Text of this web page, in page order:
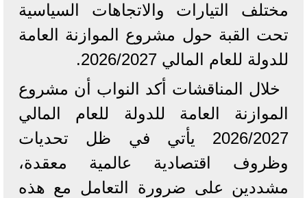
مختلف التيارات والاتجاهات السياسية
تحت القبة حول مشروع الموازنة العامة
للدولة للعام المالي 2026/2027.
خلال المناقشات أكد النواب أن مشروع
الموازنة العامة للدولة للعام المالي
2026/2027 يأتي في ظل تحديات
وظروف اقتصادية عالمية معقدة،
مشددين على ضرورة التعامل مع هذه